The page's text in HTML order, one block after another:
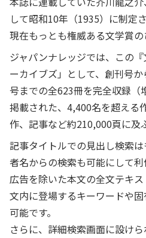
して昭和10年（1935）に制定
現在もっとも権威ある文学賞の
ジャパンナレッジでは、この
ーカイブズ」として、創刊号
号までの全623冊を完全収録（
掲載された、4,400名を超える
作、記事など約210,000頁に及
記事タイトルでの見出し検索
者名からの検索も可能にして利
広告を除いた本文の全文テキ
文内に登場するキーワードや
可能です。
さらに、詳細検索画面に設け